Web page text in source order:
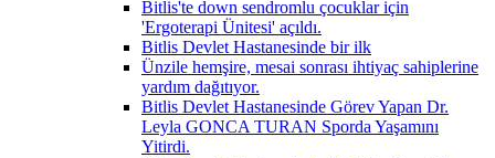
Bitlis'te down sendromlu çocuklar için
'Ergoterapi Ünitesi' açıldı.
Bitlis Devlet Hastanesinde bir ilk
Ünzile hemşire, mesai sonrası ihtiyaç sahiplerine
yardım dağıtıyor.
Bitlis Devlet Hastanesinde Görev Yapan Dr.
Leyla GONCA TURAN Sporda Yaşamını
Yitirdi.